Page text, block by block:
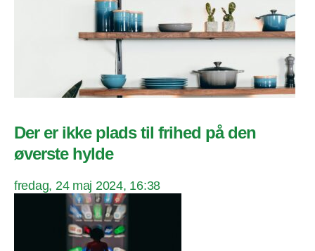
Der er ikke plads til frihed på den
øverste hylde
fredag, 24 maj 2024, 16:38